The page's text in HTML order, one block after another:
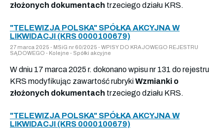
złożonych dokumentach trzeciego działu KRS.
"TELEWIZJA POLSKA" SPÓŁKA AKCYJNA W
LIKWIDACJI (KRS 0000100679)
27 marca 2025 - MSiG nr 60/2025 - WPISY DO KRAJOWEGO REJESTRU
SĄDOWEGO - Kolejne - Spółki akcyjne
W dniu 17 marca 2025 r. dokonano wpisu nr 131 do rejestru
KRS modyfikując zawartość rubrykiWzmianki o
złożonych dokumentach trzeciego działu KRS.
"TELEWIZJA POLSKA" SPÓŁKA AKCYJNA W
LIKWIDACJI (KRS 0000100679)